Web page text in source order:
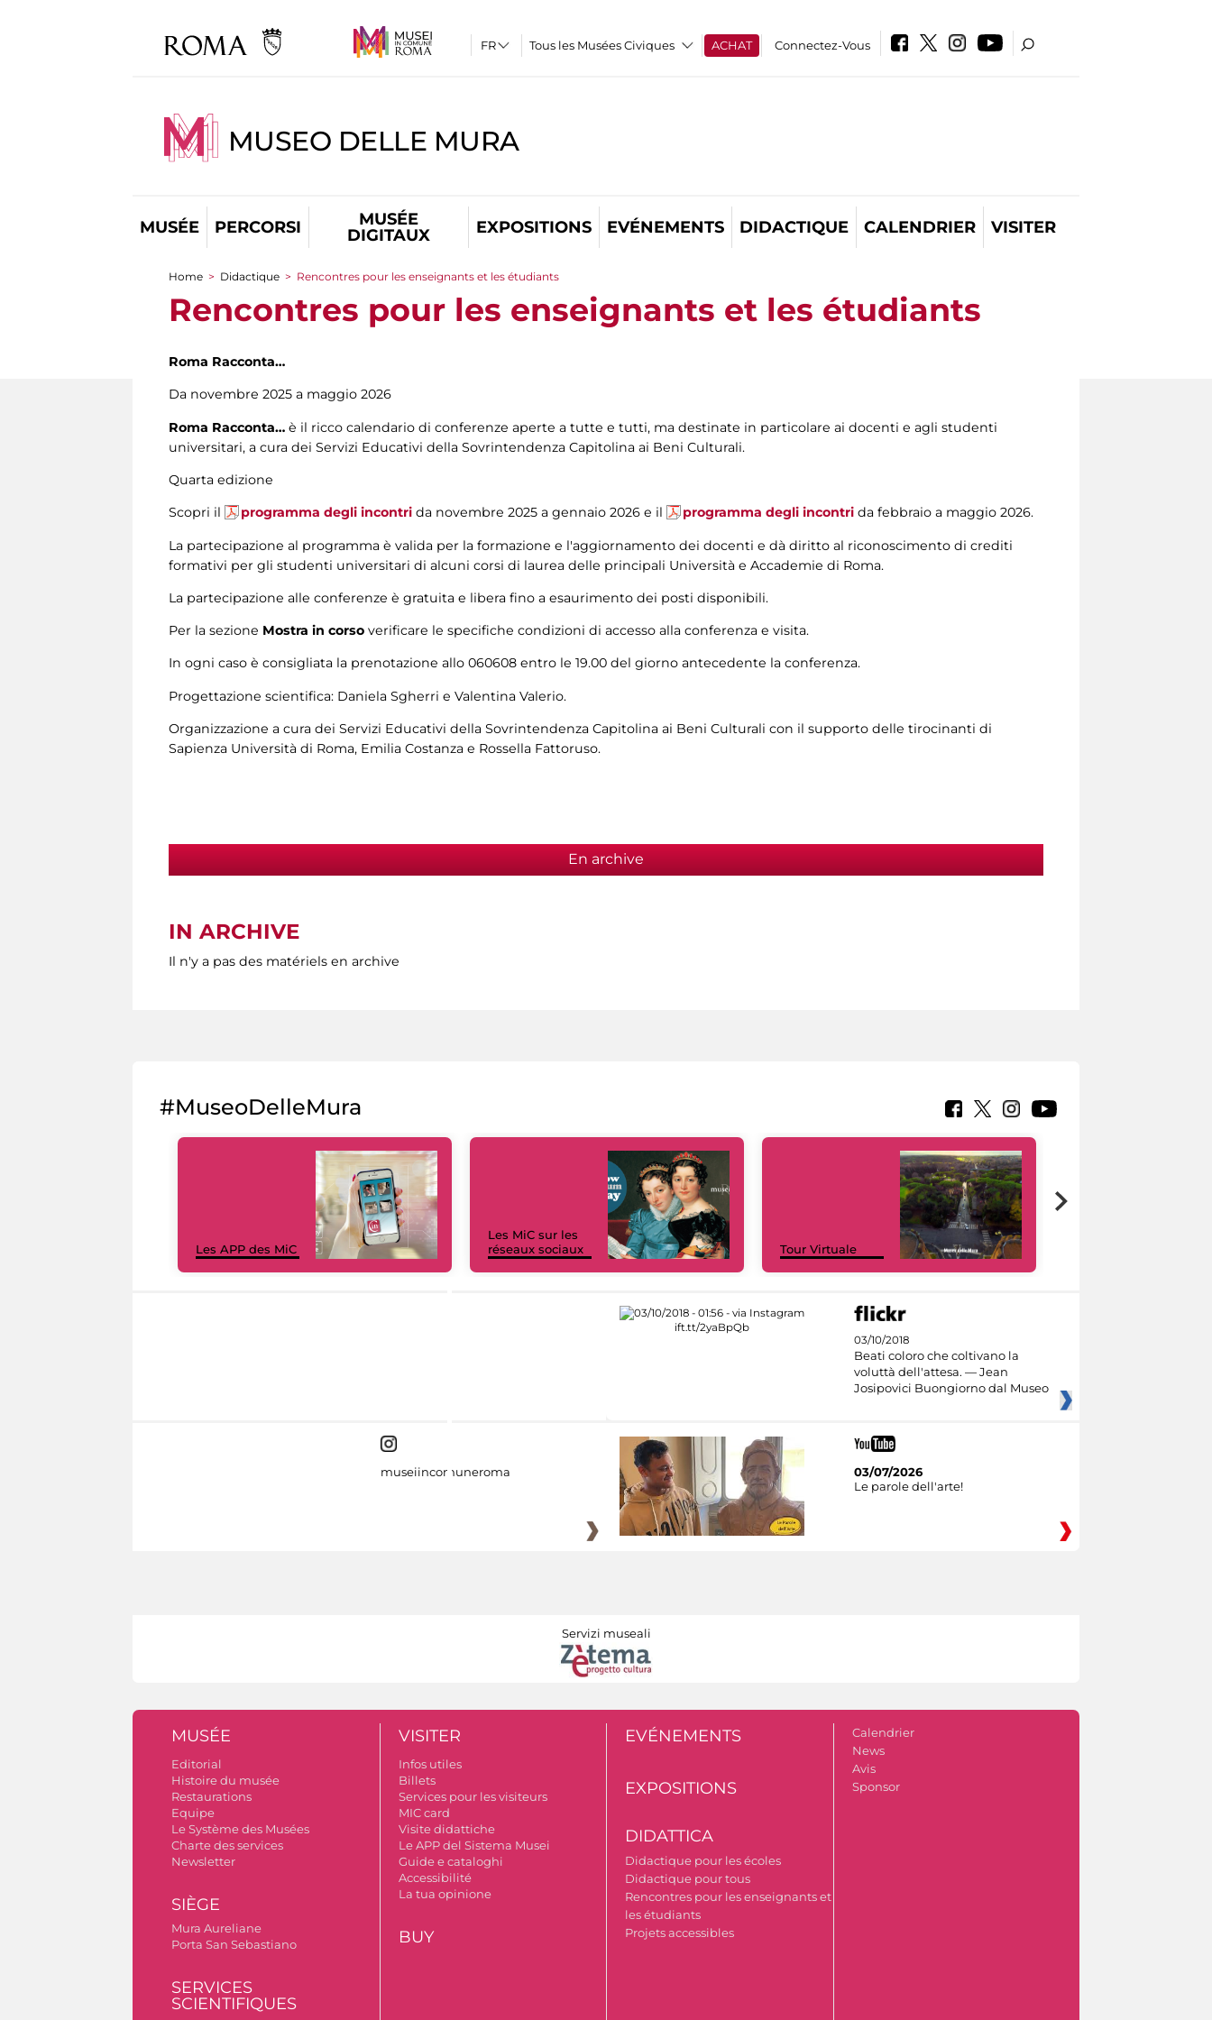
Tous les Musées Civiques ACHAT Connectez-Vous
MUSEO DELLE MURA
MUSÉE PERCORSI
MUSÉE
DIGITAUX
EXPOSITIONS EVÉNEMENTS DIDACTIQUE CALENDRIER VISITER
You are here
Home > Didactique > Rencontres pour les enseignants et les étudiants
Rencontres pour les enseignants et les étudiants
Roma Racconta…
Da novembre 2025 a maggio 2026
Roma Racconta… è il ricco calendario di conferenze aperte a tutte e tutti, ma destinate in particolare ai docenti e agli studenti
universitari, a cura dei Servizi Educativi della Sovrintendenza Capitolina ai Beni Culturali.
Quarta edizione
Scopri il programma degli incontri da novembre 2025 a gennaio 2026 e il programma degli incontri da febbraio a maggio 2026.
La partecipazione al programma è valida per la formazione e l'aggiornamento dei docenti e dà diritto al riconoscimento di crediti
formativi per gli studenti universitari di alcuni corsi di laurea delle principali Università e Accademie di Roma.
La partecipazione alle conferenze è gratuita e libera fino a esaurimento dei posti disponibili.
Per la sezione Mostra in corso verificare le specifiche condizioni di accesso alla conferenza e visita.
In ogni caso è consigliata la prenotazione allo 060608 entro le 19.00 del giorno antecedente la conferenza.
Progettazione scientifica: Daniela Sgherri e Valentina Valerio.
Organizzazione a cura dei Servizi Educativi della Sovrintendenza Capitolina ai Beni Culturali con il supporto delle tirocinanti di
Sapienza Università di Roma, Emilia Costanza e Rossella Fattoruso.
En archive
IN ARCHIVE
Il n'y a pas des matériels en archive
#MuseoDelleMura
Les APP des MiC
Les MiC sur les
réseaux sociaux
Tour Virtuale
03/10/2018
Beati coloro che coltivano la
voluttà dell'attesa. — Jean
Josipovici Buongiorno dal Museo
museiincomuneroma
03/07/2026
Le parole dell'arte!
Servizi museali
MUSÉE
Editorial
Histoire du musée
Restaurations
Equipe
Le Système des Musées
Charte des services
Newsletter
SIÈGE
Mura Aureliane
Porta San Sebastiano
SERVICES
SCIENTIFIQUES
VISITER
Infos utiles
Billets
Services pour les visiteurs
MIC card
Visite didattiche
Le APP del Sistema Musei
Guide e cataloghi
Accessibilité
La tua opinione
BUY
EVÉNEMENTS
EXPOSITIONS
DIDATTICA
Didactique pour les écoles
Didactique pour tous
Rencontres pour les enseignants et
les étudiants
Projets accessibles
Calendrier
News
Avis
Sponsor